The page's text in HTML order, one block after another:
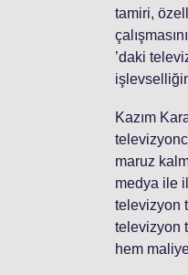
tamiri,
’daki
Kazım
maruz
medya ile
televizyon
televizyon
hem